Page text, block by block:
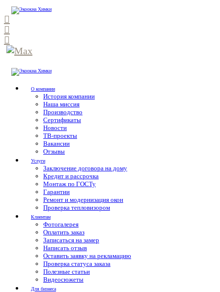
О компании
История компании
Наша миссия
Производство
Сертификаты
Новости
ТВ-проекты
Вакансии
Отзывы
Услуги
Заключение договора на дому
Кредит и рассрочка
Монтаж по ГОСТу
Гарантии
Ремонт и модернизация окон
Проверка тепловизором
Клиентам
Фотогалерея
Оплатить заказ
Записаться на замер
Написать отзыв
Оставить заявку на рекламацию
Проверка статуса заказа
Полезные статьи
Видеосюжеты
Для бизнеса